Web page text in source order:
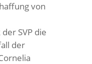
von
SVP die
der